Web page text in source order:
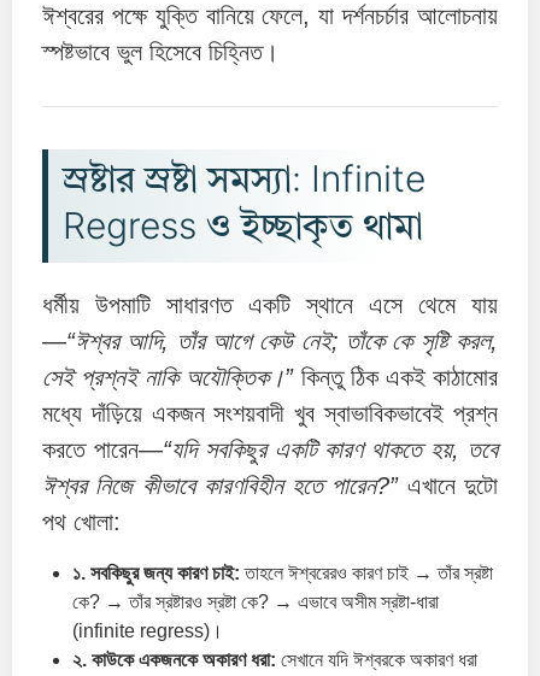
ঈশ্বরের পক্ষে যুক্তি বানিয়ে ফেলে, যা দর্শনচর্চার আলোচনায়
স্পষ্টভাবে ভুল হিসেবে চিহ্নিত।
স্রষ্টার স্রষ্টা সমস্যা: Infinite
Regress ও ইচ্ছাকৃত থামা
ধর্মীয় উপমাটি সাধারণত একটি স্থানে এসে থেমে যায়
—“ঈশ্বর আদি, তাঁর আগে কেউ নেই; তাঁকে কে সৃষ্টি করল,
সেই প্রশ্নই নাকি অযৌক্তিক।”কিন্তু ঠিক একই কাঠামোর
মধ্যে দাঁড়িয়ে একজন সংশয়বাদী খুব স্বাভাবিকভাবেই প্রশ্ন
করতে পারেন—“যদি সবকিছুর একটি কারণ থাকতে হয়, তবে
ঈশ্বর নিজে কীভাবে কারণবিহীন হতে পারেন?”এখানে দুটো
পথ খোলা:
১. সবকিছুর জন্য কারণ চাই: তাহলে ঈশ্বরেরও কারণ চাই → তাঁর স্রষ্টা
কে? → তাঁর স্রষ্টারও স্রষ্টা কে? → এভাবে অসীম স্রষ্টা-ধারা
(infinite regress)।
২. কাউকে একজনকে অকারণ ধরা: সেখানে যদি ঈশ্বরকে অকারণ ধরা